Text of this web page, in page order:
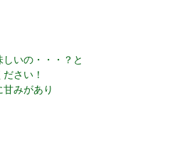
いの・・・？と
さい！
みがあり